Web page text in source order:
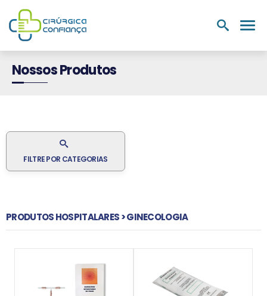
LABORATÓRIOS SUPLEMENTOS
Nossos Produtos
FILTRE POR CATEGORIAS
PRODUTOS HOSPITALARES > GINECOLOGIA